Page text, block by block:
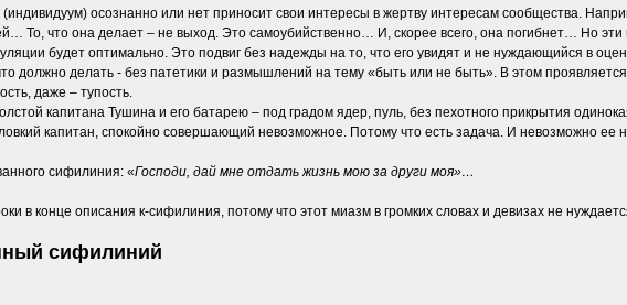
(индивидуум) осознанно или нет приносит свои интересы в жертву интересам сообщества.
То, что она делает – не выход. Это самоубийственно… И, скорее всего, она погибнет… Но
будет оптимально. Это подвиг без надежды на то, что его увидят и не нуждающийся в
должно делать - без патетики и размышлений на тему «быть или не быть». В этом
даже – тупость.
капитана Тушина и его батарею – под градом ядер, пуль, без пехотного прикрытия
капитан, спокойно совершающий невозможное. Потому что есть задача. И невозможно ее
сифилиния: «Господи, дай мне отдать жизнь мою за други моя»…
в конце описания к-сифилиния, потому что этот миазм в громких словах и девизах не
сифилиний